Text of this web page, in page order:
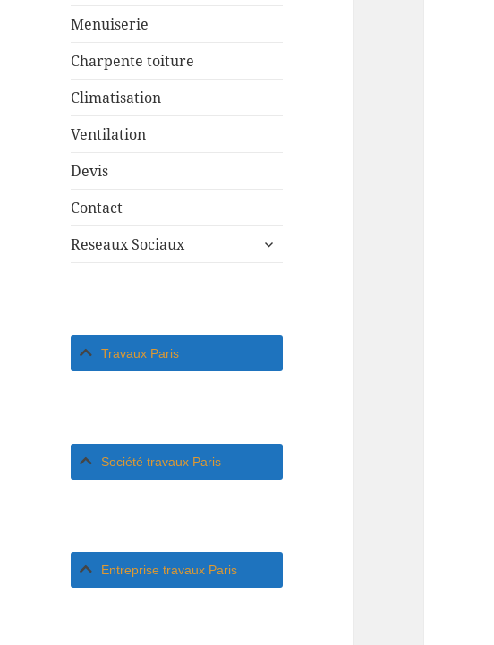
Menuiserie
Charpente toiture
Climatisation
Ventilation
Devis
Contact
Reseaux Sociaux
ouvrir
Travaux Paris
Société travaux Paris
Entreprise travaux Paris